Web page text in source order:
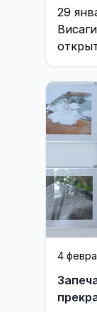
29
по
4